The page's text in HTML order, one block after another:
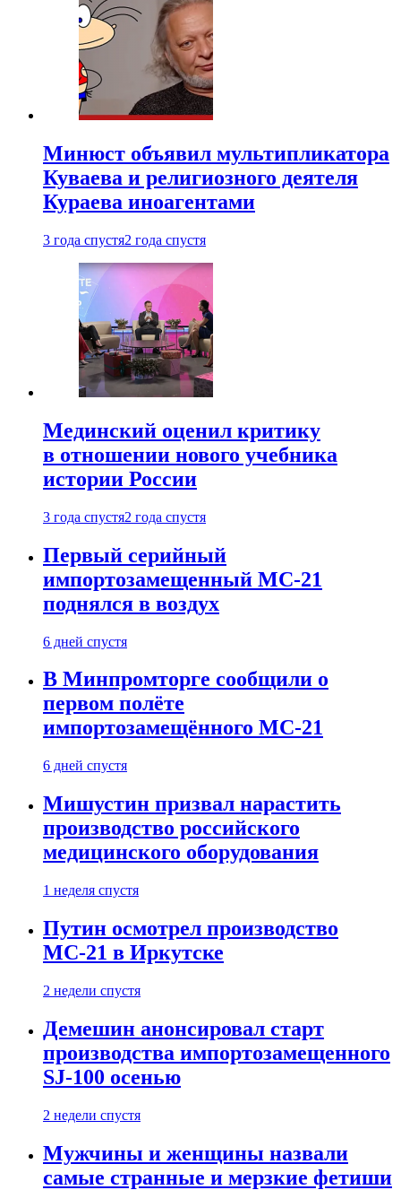
Минюст объявил мультипликатора
Куваева и религиозного деятеля
Кураева иноагентами
3 года спустя2 года спустя
Мединский оценил критику
в отношении нового учебника
истории России
3 года спустя2 года спустя
Первый серийный
импортозамещенный МС-21
поднялся в воздух
6 дней спустя
В Минпромторге сообщили о
первом полёте
импортозамещённого МС-21
6 дней спустя
Мишустин призвал нарастить
производство российского
медицинского оборудования
1 неделя спустя
Путин осмотрел производство
МС-21 в Иркутске
2 недели спустя
Демешин анонсировал старт
производства импортозамещенного
SJ-100 осенью
2 недели спустя
Мужчины и женщины назвали
самые странные и мерзкие фетиши